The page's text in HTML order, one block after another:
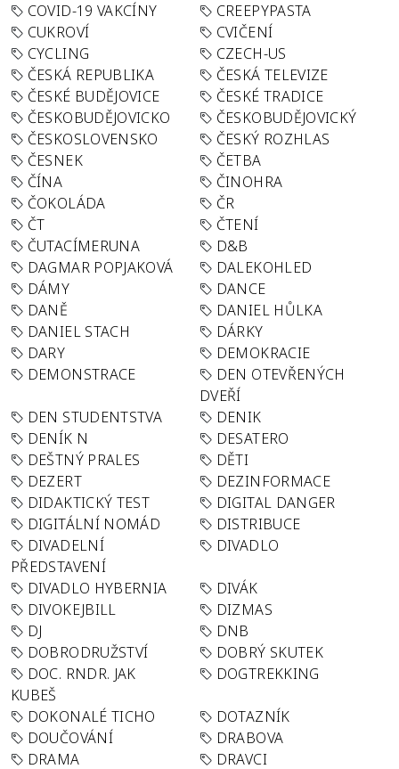
COVID-19 VAKCÍNY
CREEPYPASTA
CUKROVÍ
CVIČENÍ
CYCLING
CZECH-US
ČESKÁ REPUBLIKA
ČESKÁ TELEVIZE
ČESKÉ BUDĚJOVICE
ČESKÉ TRADICE
ČESKOBUDĚJOVICKO
ČESKOBUDĚJOVICKÝ
ČESKOSLOVENSKO
ČESKÝ ROZHLAS
ČESNEK
ČETBA
ČÍNA
ČINOHRA
ČOKOLÁDA
ČR
ČT
ČTENÍ
ČUTACÍMERUNA
D&B
DAGMAR POPJAKOVÁ
DALEKOHLED
DÁMY
DANCE
DANĚ
DANIEL HŮLKA
DANIEL STACH
DÁRKY
DARY
DEMOKRACIE
DEMONSTRACE
DEN OTEVŘENÝCH
DVEŘÍ
DEN STUDENTSTVA
DENIK
DENÍK N
DESATERO
DEŠTNÝ PRALES
DĚTI
DEZERT
DEZINFORMACE
DIDAKTICKÝ TEST
DIGITAL DANGER
DIGITÁLNÍ NOMÁD
DISTRIBUCE
DIVADELNÍ
PŘEDSTAVENÍ
DIVADLO
DIVADLO HYBERNIA
DIVÁK
DIVOKEJBILL
DIZMAS
DJ
DNB
DOBRODRUŽSTVÍ
DOBRÝ SKUTEK
DOC. RNDR. JAK
KUBEŠ
DOGTREKKING
DOKONALÉ TICHO
DOTAZNÍK
DOUČOVÁNÍ
DRABOVA
DRAMA
DRAVCI